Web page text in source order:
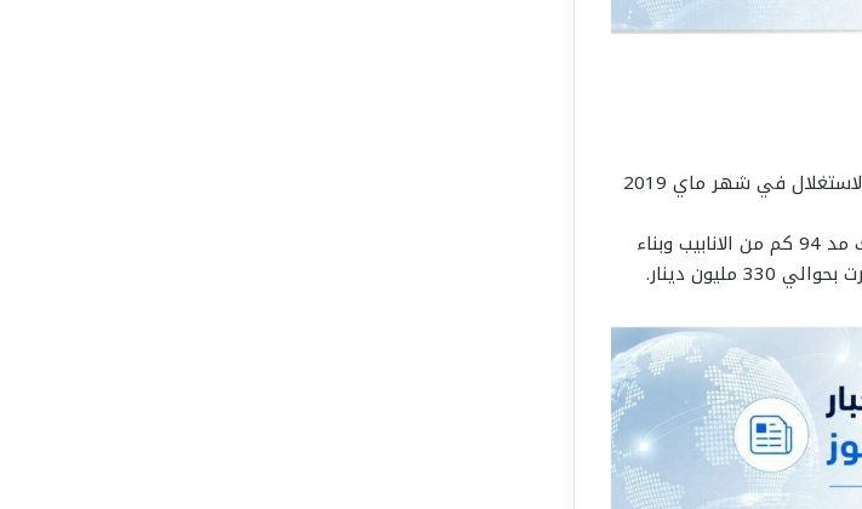
أعلنت المؤسسة التونسية للأنشطة البترولية ان مشروع غاز الجنوب سيدخل حيز الاستغلال في شهر ماي 2019
كما أن الشركة بصدد اعداد طلب عروض بالنسبة لمختلف مكونات المشروع من ذلك مد 94 كم من الانابيب وبناء
دينار.